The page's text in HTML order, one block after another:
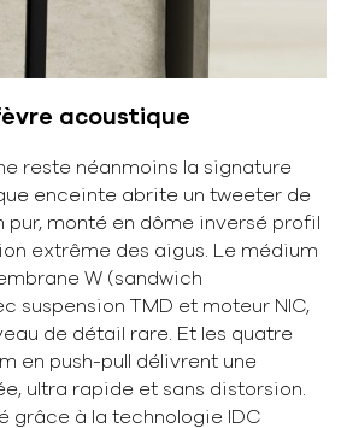
acoustique
reste néanmoins la signature
enceinte abrite un tweeter de
pur, monté en dôme inversé profil
extrême des aigus. Le médium
W (sandwich
suspension TMD et moteur NIC,
de détail rare. Et les quatre
en push-pull délivrent une
ultra rapide et sans distorsion.
grâce à la technologie IDC